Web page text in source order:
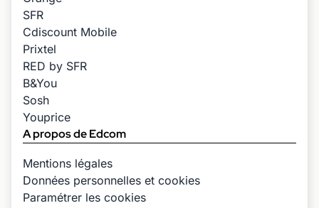
SFR
Cdiscount Mobile
Prixtel
RED by SFR
B&You
Sosh
Youprice
A propos de Edcom
Mentions légales
Données personnelles et cookies
Paramétrer les cookies